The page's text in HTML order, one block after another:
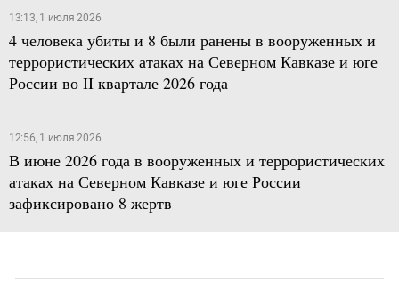
13:13, 1 июля 2026
4 человека убиты и 8 были ранены в вооруженных и
террористических атаках на Северном Кавказе и юге
России во II квартале 2026 года
12:56, 1 июля 2026
В июне 2026 года в вооруженных и террористических
атаках на Северном Кавказе и юге России
зафиксировано 8 жертв